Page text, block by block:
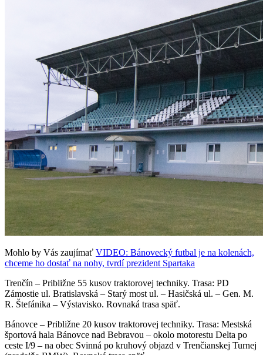
Mohlo by Vás zaujímať VIDEO: Bánovecký futbal je na kolenách,
chceme ho dostať na nohy, tvrdí prezident Spartaka
Trenčín – Približne 55 kusov traktorovej techniky. Trasa: PD
Zámostie ul. Bratislavská – Starý most ul. – Hasičská ul. – Gen. M.
R. Štefánika – Výstavisko. Rovnaká trasa späť.
Bánovce – Približne 20 kusov traktorovej techniky. Trasa: Mestská
športová hala Bánovce nad Bebravou – okolo motorestu Delta po
ceste I/9 – na obec Svinná po kruhový objazd v Trenčianskej Turnej